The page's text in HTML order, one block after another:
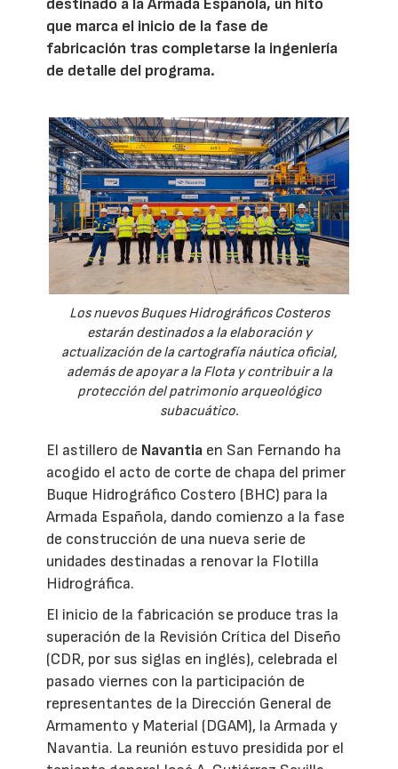
que marca el inicio de la fase de
fabricación tras completarse la ingeniería
de detalle del programa.
Los nuevos Buques Hidrográficos Costeros
estarán destinados a la elaboración y
actualización de la cartografía náutica oficial,
además de apoyar a la Flota y contribuir a la
protección del patrimonio arqueológico
subacuático.
El astillero de Navantia en San Fernando ha
acogido el acto de corte de chapa del primer
Buque Hidrográfico Costero (BHC) para la
Armada Española, dando comienzo a la fase
de construcción de una nueva serie de
unidades destinadas a renovar la Flotilla
Hidrográfica.
El inicio de la fabricación se produce tras la
superación de la Revisión Crítica del Diseño
(CDR, por sus siglas en inglés), celebrada el
pasado viernes con la participación de
representantes de la Dirección General de
Armamento y Material (DGAM), la Armada y
Navantia. La reunión estuvo presidida por el